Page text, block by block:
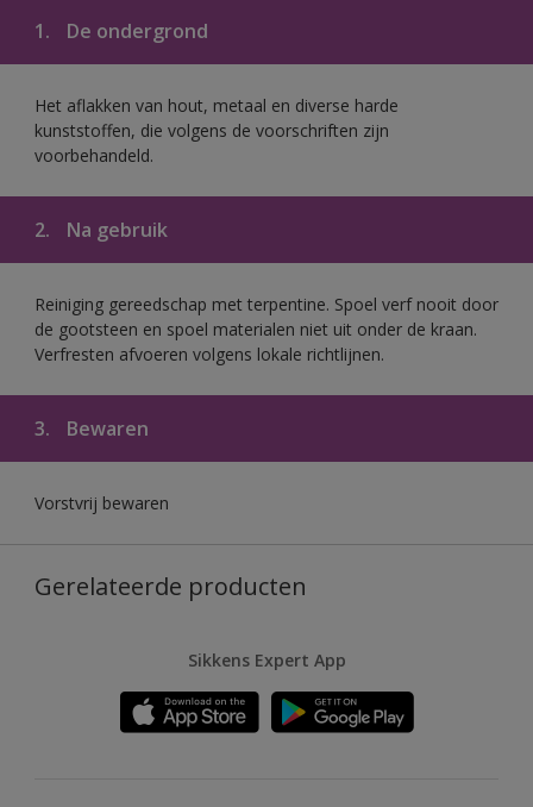
1. De ondergrond
Het aflakken van hout, metaal en diverse harde
kunststoffen, die volgens de voorschriften zijn
voorbehandeld.
2. Na gebruik
Reiniging gereedschap met terpentine. Spoel verf nooit door
de gootsteen en spoel materialen niet uit onder de kraan.
Verfresten afvoeren volgens lokale richtlijnen.
3. Bewaren
Vorstvrij bewaren
Gerelateerde producten
Sikkens Expert App